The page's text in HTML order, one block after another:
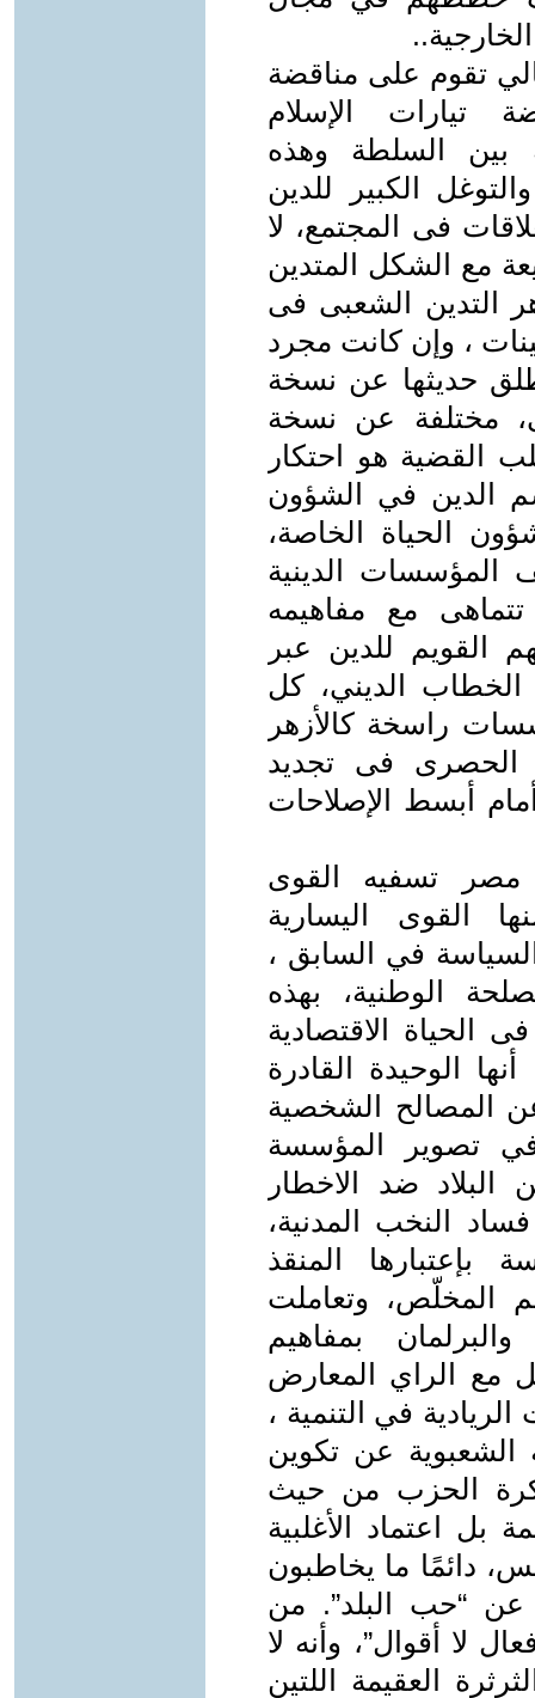
تقوم على مناقضة
تيارات الإسلام
بين السلطة وهذه
الكبير للدين
فى المجتمع، لا
مع الشكل المتدين
التدين الشعبى فى
، وإن كانت مجرد
حديثها عن نسخة
مختلفة عن نسخة
القضية هو احتكار
الدين في الشؤون
الحياة الخاصة،
المؤسسات الدينية
مع مفاهيمه
القويم للدين عبر
الخطاب الديني، كل
راسخة كالأزهر
الحصرى فى تجديد
أبسط الإصلاحات
مصر تسفيه القوى
القوى اليسارية
السياسة في السابق ،
الوطنية، بهذه
الحياة الاقتصادية
الوحيدة القادرة
المصالح الشخصية
في تصوير المؤسسة
البلاد ضد الاخطار
النخب المدنية،
بإعتبارها المنقذ
المخلّص، وتعاملت
بمفاهيم
مع الراي المعارض
في التنمية ،
عن تكوين
الحزب من حيث
بل اعتماد الأغلبية
دائمًا ما يخاطبون
عن “حب البلد”. من
لا أقوال”، وأنه لا
العقيمة اللتين